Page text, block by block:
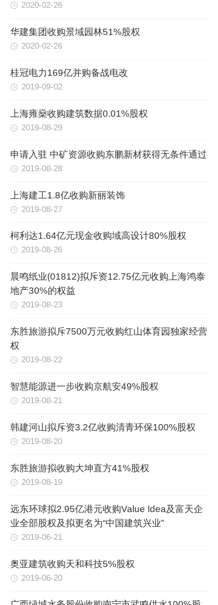
2020-02-26
华建集团收购景域园林51%股权
2020-02-26
桂冠电力169亿并购备战电改
2019-09-02
上海雍燊收购建筑数据0.01%股权
2019-08-29
申请入驻 中矿资源收购东鹏新材获得无条件通过
2019-08-28
上海建工1.8亿收购新丽装饰
2019-08-27
柯利达1.64亿元现金收购域高设计80%股权
2019-08-26
晨鸣纸业(01812)拟斥资12.75亿元收购上海鸿泰
地产30%的权益
2019-08-23
东胜旅游拟斥7500万元收购红山体育园独家经营
权
2019-08-22
智慧能源进一步收购京航安49%股权
2019-08-21
韩建河山拟斥资3.2亿收购清青环保100%股权
2019-08-20
东胜旅游拟收购大坤直方41%股权
2019-08-19
远东环球拟2.95亿港元收购Value Idea及富天企
业全部股权及拟更名为“中国建筑兴业”
2019-06-21
奥亚建筑收购天和科技5%股权
2019-06-20